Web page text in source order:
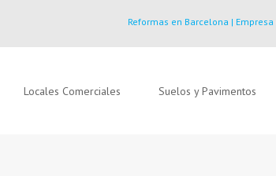
Reformas en Barcelona |
Locales Comerciales Suelos y Pavimentos